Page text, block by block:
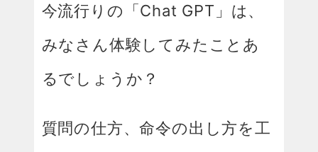
今流行りの「Chat GPT」は、
みなさん体験してみたことあ
るでしょうか？
質問の仕方、命令の出し方を工